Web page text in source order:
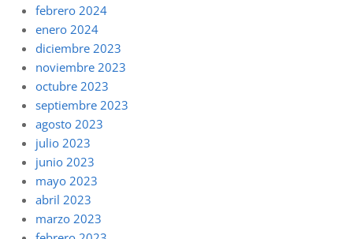
febrero 2024
enero 2024
diciembre 2023
noviembre 2023
octubre 2023
septiembre 2023
agosto 2023
julio 2023
junio 2023
mayo 2023
abril 2023
marzo 2023